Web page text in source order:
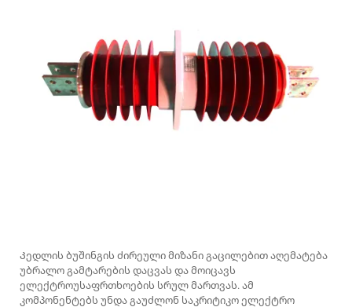
Კედლის ბუშინგის ძირეული მიზანი გაცილებით აღემატება
უბრალო გამტარების დაცვას და მოიცავს
ელექტროუსაფრთხოების სრულ მართვას. ამ
კომპონენტებს უნდა გაუძლონ საკრიტიკო ელექტრო